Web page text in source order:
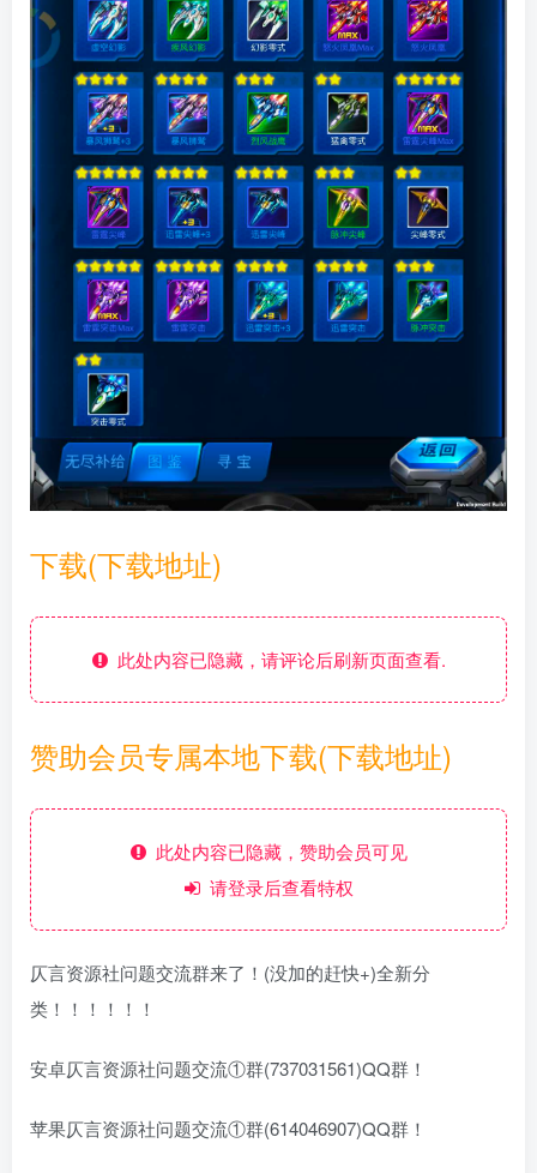
下载(下载地址)
此处内容已隐藏，请评论后刷新页面查看.
赞助会员专属本地下载(下载地址)
此处内容已隐藏，赞助会员可见
请登录后查看特权
仄言资源社问题交流群来了！(没加的赶快+)全新分
类！！！！！！
安卓仄言资源社问题交流①群(737031561)QQ群！
苹果仄言资源社问题交流①群(614046907)QQ群！